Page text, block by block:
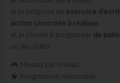
je te propose un exercice
action concrète à réaliser
et je t’invite à progresser de
un jeu vidéo.
🎮 Niveau par niveau.
🧠 Progression mesurable.